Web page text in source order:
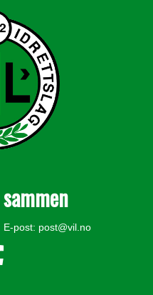
post: post@vil.no